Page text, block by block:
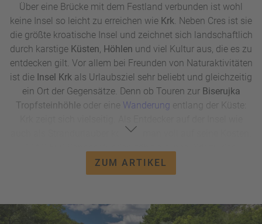
Über eine Brücke mit dem Festland verbunden ist wohl
keine Insel so leicht zu erreichen wie Krk . Neben Cres ist sie
die größte kroatische Insel und zeichnet sich landschaftlich
durch karstige Küsten Höhlen und viel Kultur aus, die es zu
entdecken gilt. Vor allem bei Freunden von Naturaktivitäten
ist die Insel Krk als Urlaubsziel sehr beliebt und gleichzeitig
ein Ort der Gegensätze. Denn ob Touren zur Biserujka
Tropfsteinhöhle oder eine Wanderung entlang der Küste:
auch als Strandurlauber kommt man voll auf seine Kosten.
sonnigsten Regionen Europas. Und wer das Inselleben
einmal satt hat, kann von der Insel aus perfekte
der 'Perle der Adria' lohnt sich auf jeden Fall.
ZUM ARTIKEL